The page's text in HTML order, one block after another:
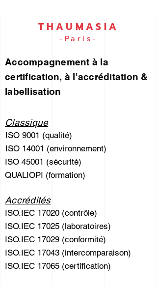
THAUMASIA
-Paris-
Accompagnement à la
certification, à l'accréditation &
labellisation
Classique
ISO 9001 (qualité)
ISO 14001 (environnement)
ISO 45001 (sécurité)
QUALIOPI (formation)
Accrédités
ISO.IEC 17020 (contrôle)
ISO.IEC 17025 (laboratoires)
ISO.IEC 17029 (conformité)
ISO.IEC 17043 (intercomparaison)
ISO.IEC 17065 (certification)